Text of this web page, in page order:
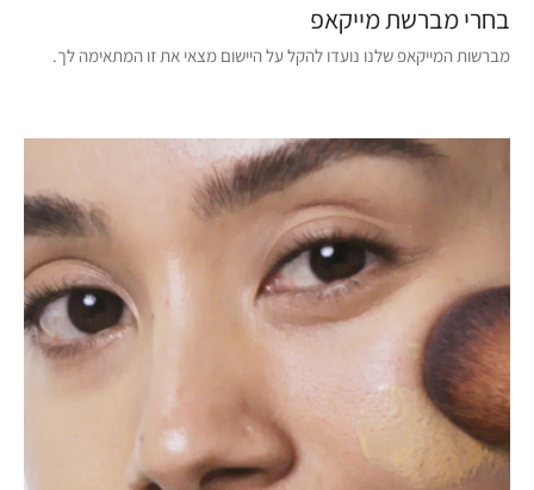
בחרי מברשת מייקאפ
מברשות המייקאפ שלנו נועדו להקל על היישום מצאי את זו המתאימה לך.